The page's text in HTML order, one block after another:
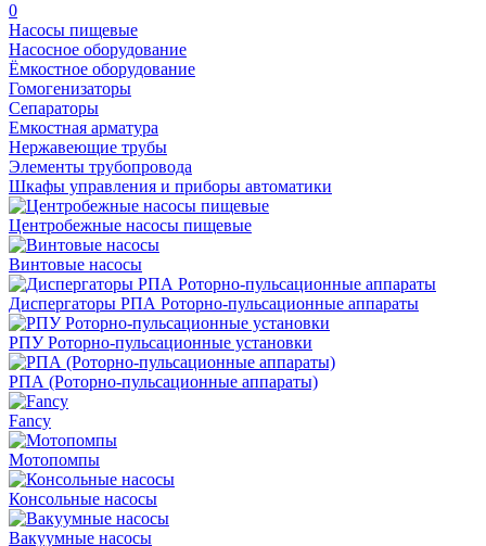
0
Насосы пищевые
Насосное оборудование
Ёмкостное оборудование
Гомогенизаторы
Сепараторы
Емкостная арматура
Нержавеющие трубы
Элементы трубопровода
Шкафы управления и приборы автоматики
Центробежные насосы пищевые
Винтовые насосы
Диспергаторы РПА Роторно-пульсационные аппараты
РПУ Роторно-пульсационные установки
РПА (Роторно-пульсационные аппараты)
Fancy
Мотопомпы
Консольные насосы
Вакуумные насосы